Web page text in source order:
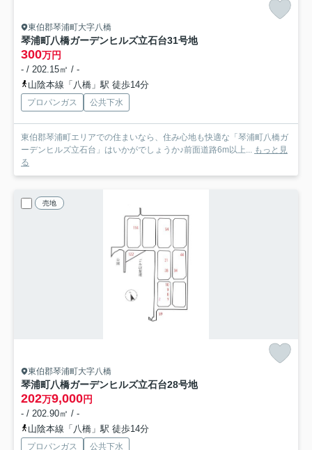
東伯郡琴浦町大字八橋
琴浦町八橋ガーデンヒルズ立石台31号地
300万円
- / 202.15㎡ / -
山陰本線「八橋」駅 徒歩14分
プロパンガス 公共下水
東伯郡琴浦町エリアでの住まいなら、住み心地も快適な「琴浦町八橋ガ
ーデンヒルズ立石台」はいかがでしょうか♪前面道路6m以上... もっと見
る
売地
東伯郡琴浦町大字八橋
琴浦町八橋ガーデンヒルズ立石台28号地
202万9,000円
- / 202.90㎡ / -
山陰本線「八橋」駅 徒歩14分
プロパンガス 公共下水